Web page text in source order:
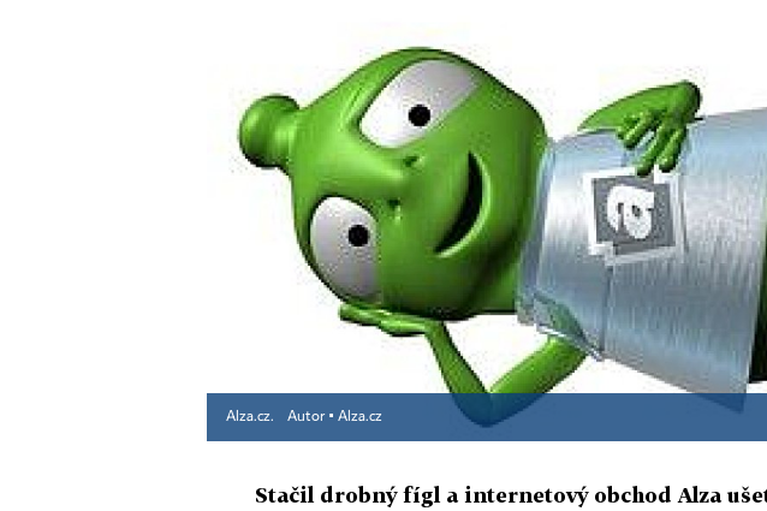
Alza.cz. Autor ▪ Alza.cz
Stačil drobný fígl a internetový obchod Alza